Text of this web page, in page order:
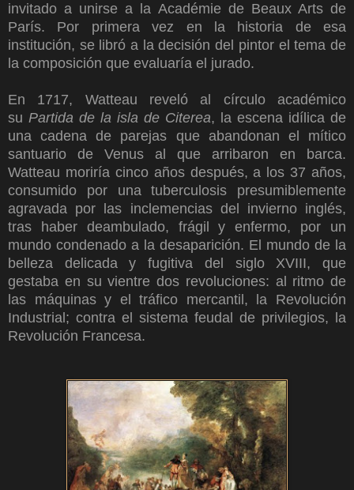
invitado a unirse a la Académie de Beaux Arts de
París. Por primera vez en la historia de esa
institución, se libró a la decisión del pintor el tema de
la composición que evaluaría el jurado.
En 1717, Watteau reveló al círculo académico
su Partida de la isla de Citerea, la escena idílica de
una cadena de parejas que abandonan el mítico
santuario de Venus al que arribaron en barca.
Watteau moriría cinco años después, a los 37 años,
consumido por una tuberculosis presumiblemente
agravada por las inclemencias del invierno inglés,
tras haber deambulado, frágil y enfermo, por un
mundo condenado a la desaparición. El mundo de la
belleza delicada y fugitiva del siglo XVIII, que
gestaba en su vientre dos revoluciones: al ritmo de
las máquinas y el tráfico mercantil, la Revolución
Industrial; contra el sistema feudal de privilegios, la
Revolución Francesa.